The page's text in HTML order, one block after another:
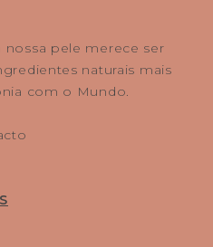
nossa pele merece ser
naturais mais
com o Mundo.